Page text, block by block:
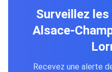
Surveillez
Alsace-
Recevez une alerte